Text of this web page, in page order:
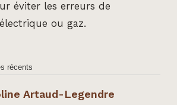
éviter les erreurs de
ou gaz.
récents
Artaud-Legendre